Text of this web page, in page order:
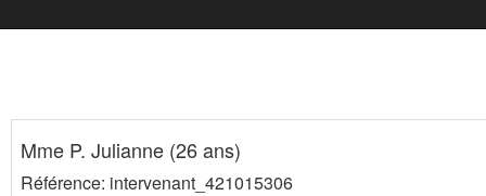
Mme P. Julianne (26 ans)
Référence: intervenant_421015306